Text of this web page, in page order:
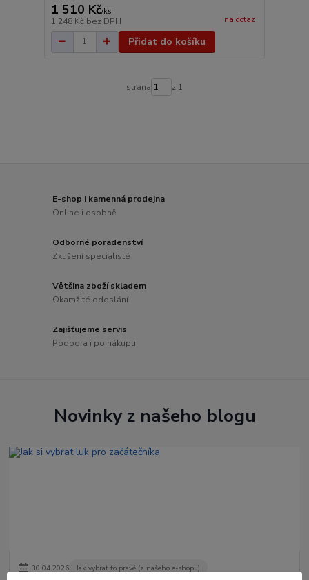
1 510 Kč/ks
1 248 Kč bez DPH na dotaz
Přidat do košíku
strana z 1
E-shop i kamenná prodejna
Online i osobně
Odborné poradenství
Zkušení specialisté
Většina zboží skladem
Okamžité odeslání
Zajišťujeme servis
Podpora i po nákupu
Novinky z našeho blogu
30.04.2026 Jak vybrat to pravé (z našeho e-shopu)